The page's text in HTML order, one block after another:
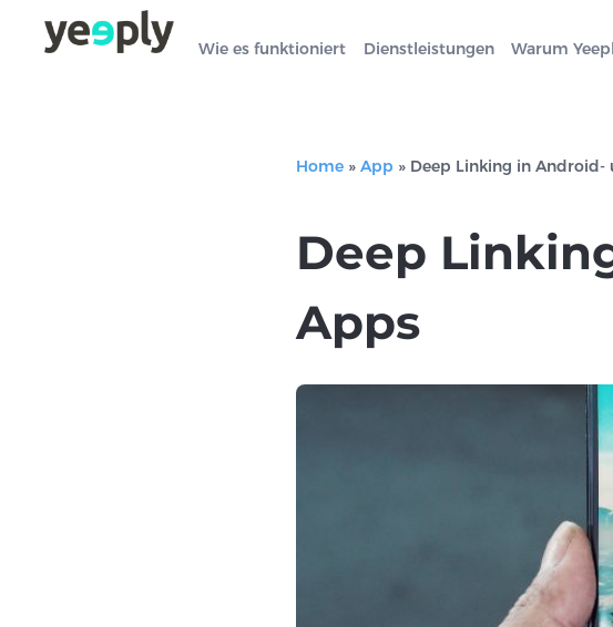
Wie es funktioniert Dienstleistungen Warum
Home » App » Deep Linking in Android-
Deep
Apps